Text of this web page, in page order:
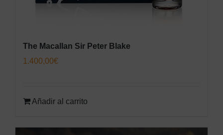
The Macallan Sir Peter Blake
1.400,00€
Añadir al carrito